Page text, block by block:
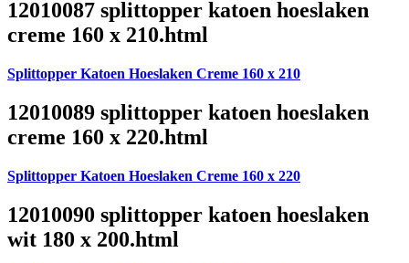
12010087 splittopper katoen hoeslaken
creme 160 x 210.html
Splittopper Katoen Hoeslaken Creme 160 x 210
12010089 splittopper katoen hoeslaken
creme 160 x 220.html
Splittopper Katoen Hoeslaken Creme 160 x 220
12010090 splittopper katoen hoeslaken
wit 180 x 200.html